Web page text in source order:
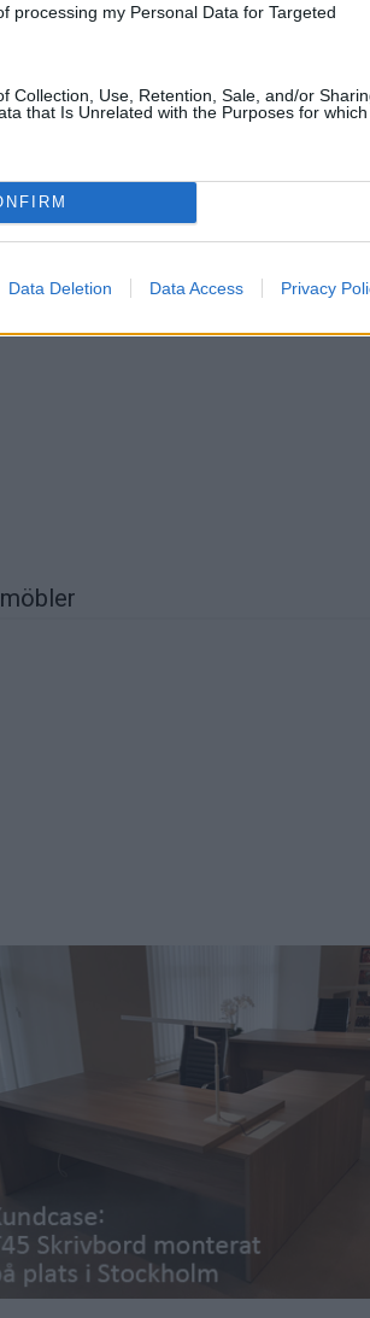
processing my Personal Data for Targeted
Collection, Use, Retention, Sale, and/or
that Is Unrelated with the Purposes for
Data Deletion Data Access Privacy